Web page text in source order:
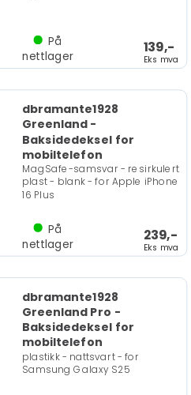
139,-
Eks mva
På
nettlager
dbramante1928
Greenland -
Baksidedeksel for
mobiltelefon
MagSafe-samsvar - resirkulert
plast - blank - for Apple iPhone
16 Plus
239,-
Eks mva
På
nettlager
dbramante1928
Greenland Pro -
Baksidedeksel for
mobiltelefon
plastikk - nattsvart - for
Samsung Galaxy S25